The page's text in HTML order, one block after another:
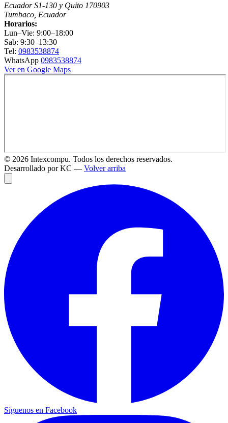
Ecuador S1-130 y Quito 170903
Tumbaco, Ecuador
Horarios:
Lun–Vie: 9:00–18:00
Sab: 9:30–13:30
Tel: 0983538874
WhatsApp 0983538874
Ver en Google Maps
© 2026 Intexcompu. Todos los derechos reservados.
Desarrollado por KC — Volver arriba
Síguenos en Facebook